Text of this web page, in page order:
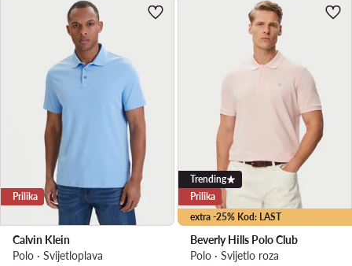
Prilika
Calvin Klein
Polo · Svijetloplava
extra -25% Kod: LAST
Trending
Prilika
Beverly Hills Polo Club
Polo · Svijetlo roza